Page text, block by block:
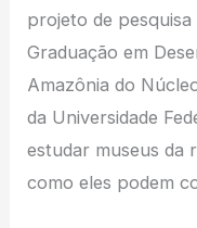
projeto de
Graduação em
Amazônia do
da Universidade
estudar museus da
como eles podem